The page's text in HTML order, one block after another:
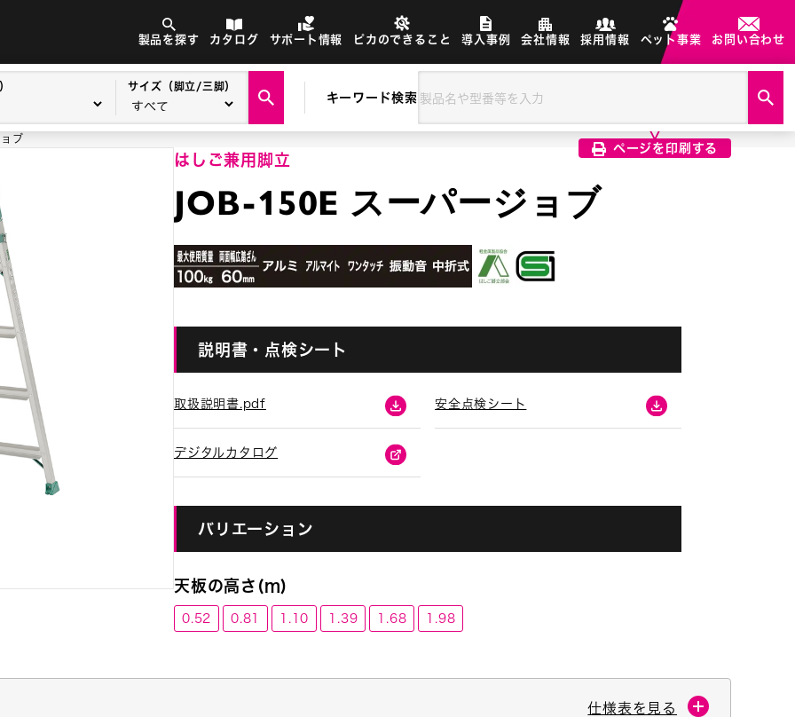
製品を探す カタログ サポート情報 ピカのできること 導入事例 会社情報 採用情報 ペット事業 お問い合わせ
サイズ（脚立/三脚）
キーワード検索
ブ
ページを印刷する
JOB-150E スーパージョブ
はしご兼用脚立
説明書・点検シート
取扱説明書.pdf 安全点検シート
デジタルカタログ
バリエーション
天板の高さ(m)
0.52 0.81 1.10 1.39 1.68 1.98
仕様表を見る